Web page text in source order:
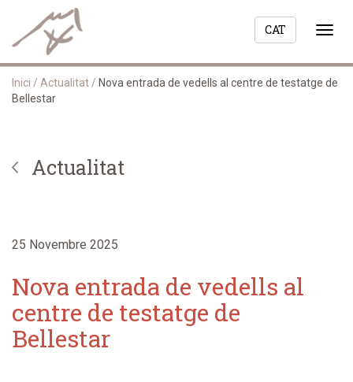
CAT
Inici / Actualitat / Nova entrada de vedells al centre de testatge de
Bellestar
Actualitat
25 Novembre 2025
Nova entrada de vedells al
centre de testatge de
Bellestar